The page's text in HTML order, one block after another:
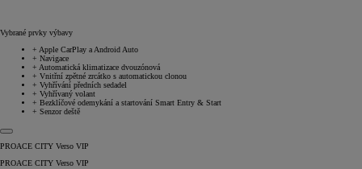
Vybrané prvky výbavy
+ Apple CarPlay a Android Auto
+ Navigace
+ Automatická klimatizace dvouzónová
+ Vnitřní zpětné zrcátko s automatickou clonou
+ Vyhřívání předních sedadel
+ Vyhřívaný volant
+ Bezklíčové odemykání a startování Smart Entry & Start
+ Senzor deště
PROACE CITY Verso VIP
PROACE CITY Verso VIP